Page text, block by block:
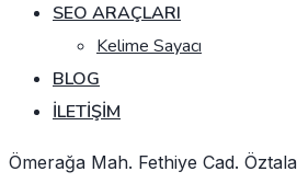
SEO ARAÇLARI
Kelime Sayacı
BLOG
İLETIŞIM
Ömerağa Mah. Fethiye Cad.